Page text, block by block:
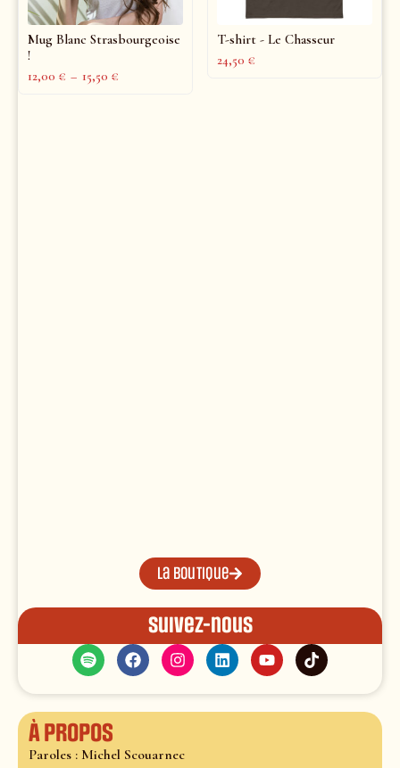
Mug Blanc Strasbourgeoise
!
12,00 € – 15,50 €
T-shirt - Le Chasseur
24,50 €
La boutique
Suivez-nous
À propos
Paroles : Michel Scouarnec